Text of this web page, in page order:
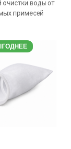
воды от
примесей